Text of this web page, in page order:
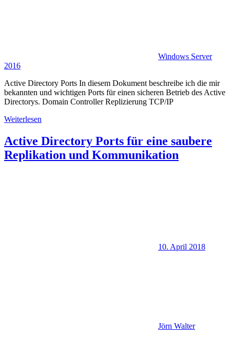
Windows Server
2016
Active Directory Ports In diesem Dokument beschreibe ich die mir
bekannten und wichtigen Ports für einen sicheren Betrieb des Active
Directorys. Domain Controller Replizierung TCP/IP
Weiterlesen
Active Directory Ports für eine saubere
Replikation und Kommunikation
10. April 2018
Jörn Walter